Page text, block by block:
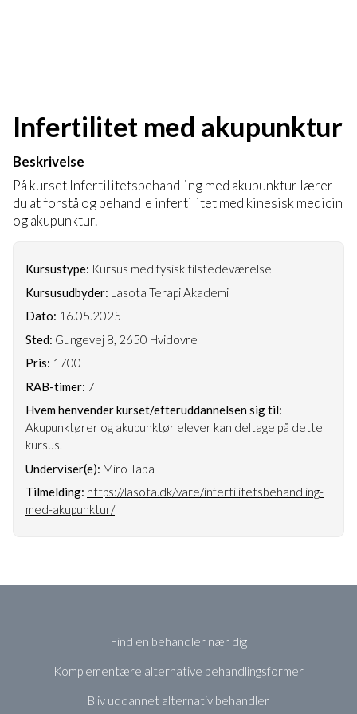
Infertilitet med akupunktur
Beskrivelse
På kurset Infertilitetsbehandling med akupunktur lærer
du at forstå og behandle infertilitet med kinesisk medicin
og akupunktur.
Kursustype: Kursus med fysisk tilstedeværelse
Kursusudbyder: Lasota Terapi Akademi
Dato: 16.05.2025
Sted: Gungevej 8, 2650 Hvidovre
Pris: 1700
RAB-timer: 7
Hvem henvender kurset/efteruddannelsen sig til:
Akupunktører og akupunktør elever kan deltage på dette
kursus.
Underviser(e): Miro Taba
Tilmelding: https://lasota.dk/vare/infertilitetsbehandling-
med-akupunktur/
Find en behandler nær dig
Komplementære alternative behandlingsformer
Bliv uddannet alternativ behandler